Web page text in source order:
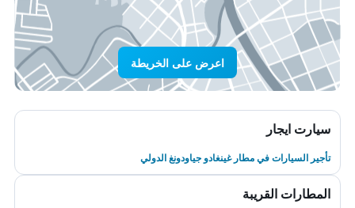
اعرض على الخريطة
سيارت ايجار
تأجير السيارات في مطار غينغادو جياودونغ الدولي
المطارات القريبة